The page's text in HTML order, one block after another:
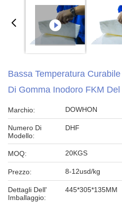
Bassa Temperatura
Di Gomma Inodoro FKM
Marchio: DOWHON
Numero Di
Modello:
DHF
MOQ: 20KGS
Prezzo: 8-12usd/kg
Dettagli Dell'
Imballaggio:
445*305*135MM